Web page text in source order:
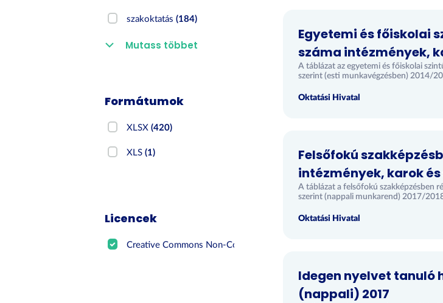
szakoktatás(184)
Mutass többet
Formátumok
XLSX(420)
XLS(1)
Licencek
Creative Commons Non-Commer...
Egyetemi és főiskolai
száma intézmények,
A táblázat az egyetemi és főiskolai
szerint (esti munkavégzésben) 2014/
Oktatási Hivatal
Felsőfokú
intézmények, karok
A táblázat a felsőfokú szakképzésben
szerint (nappali munkarend) 2017/
Oktatási Hivatal
Idegen nyelvet tanuló
(nappali) 2017